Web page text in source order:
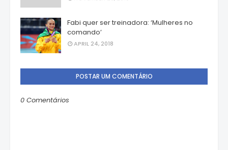
Fabi quer ser treinadora: ‘Mulheres no
comando’
APRIL 24, 2018
POSTAR UM COMENTÁRIO
0 Comentários